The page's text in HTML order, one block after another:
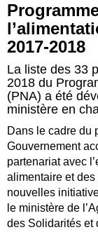
2017-2018
La liste des 33
2018 du
(PNA) a été
ministère en
Dans le cadre du
Gouvernement
partenariat avec
alimentaire et
nouvelles
le ministère de
des Solidarités et